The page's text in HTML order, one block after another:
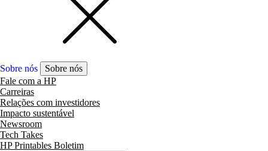
Sobre nós
Sobre nós
Fale com a HP
Carreiras
Relações com investidores
Impacto sustentável
Newsroom
Tech Takes
HP Printables Boletim